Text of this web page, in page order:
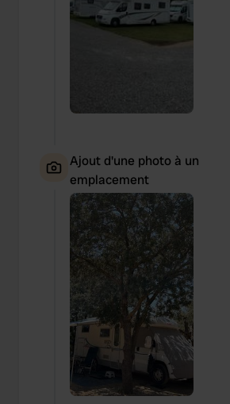
Ajout d'une photo à un
emplacement